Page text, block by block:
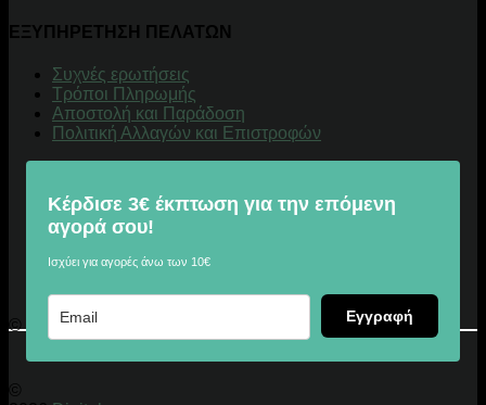
ΕΞΥΠΗΡΕΤΗΣΗ ΠΕΛΑΤΩΝ
Συχνές ερωτήσεις
Τρόποι Πληρωμής
Αποστολή και Παράδοση
Πολιτική Αλλαγών και Επιστροφών
Κέρδισε 3€ έκπτωση για την επόμενη
αγορά σου!
Ισχύει για αγορές άνω των 10€
Εγγραφή
© 2026 Digitalu.gr
©